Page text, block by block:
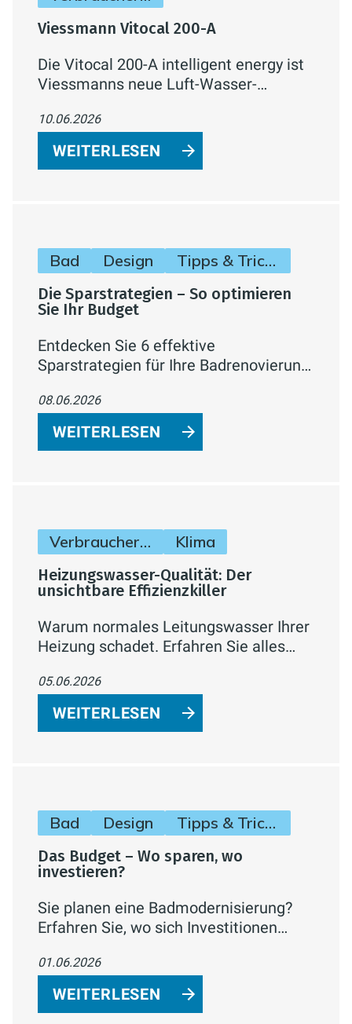
Viessmann Vitocal 200-A
Die Vitocal 200-A intelligent energy ist
Viessmanns neue Luft-Wasser-
Zweifamilienhäuser. Mit natürlichem
Kältemittel R290, bis zu 75 °C
Vorlauftemperatur und integrierter
10.06.2026
WEITERLESEN
Bad Design Tipps & Tricks
Die Sparstrategien – So optimieren
Sie Ihr Budget
Entdecken Sie 6 effektive
Sparstrategien für Ihre Badrenovierung
Fördermittel bis hin zu Eigenleistung.
So holen Sie das Maximum aus Ihrem
Budget heraus.
08.06.2026
WEITERLESEN
Verbraucherinfos Klima
Heizungswasser-Qualität: Der
unsichtbare Effizienzkiller
Warum normales Leitungswasser Ihrer
Heizung schadet. Erfahren Sie alles
Sie Heizkosten durch
Wasseraufbereitung sparen können.
05.06.2026
WEITERLESEN
Bad Design Tipps & Tricks
Das Budget – Wo sparen, wo
investieren?
Sie planen eine Badmodernisierung?
Erfahren Sie, wo sich Investitionen
Installation, Lüftung) und an welchen
Stellen Sie clever sparen können –
inklusive Kostenrichtwerten.
01.06.2026
WEITERLESEN